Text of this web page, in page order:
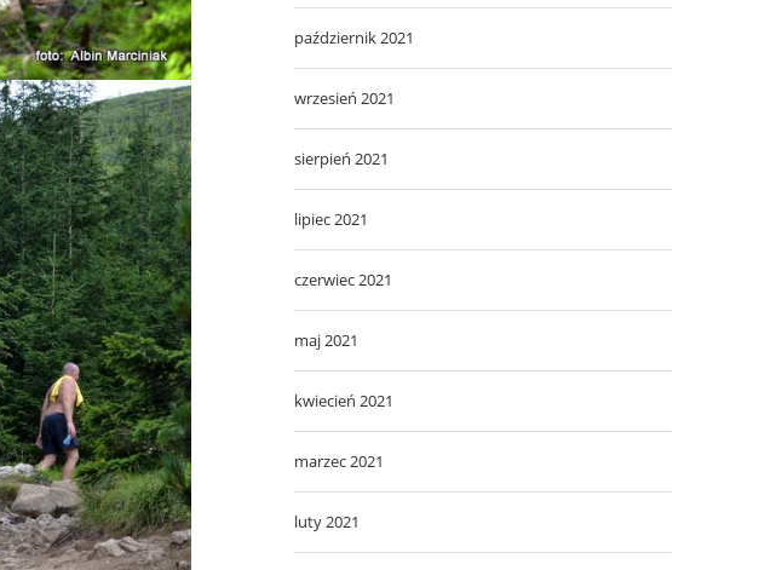
październik 2021
wrzesień 2021
sierpień 2021
lipiec 2021
czerwiec 2021
maj 2021
kwiecień 2021
marzec 2021
luty 2021